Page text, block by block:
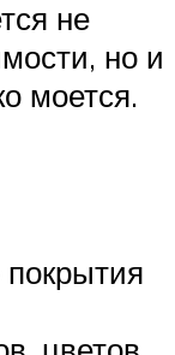
не
но и
моется.
покрытия